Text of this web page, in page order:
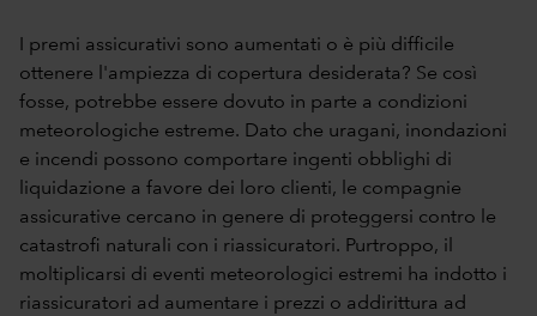
I premi assicurativi sono aumentati o è più difficile
ottenere l'ampiezza di copertura desiderata? Se così
fosse, potrebbe essere dovuto in parte a condizioni
meteorologiche estreme. Dato che uragani, inondazioni
e incendi possono comportare ingenti obblighi di
liquidazione a favore dei loro clienti, le compagnie
assicurative cercano in genere di proteggersi contro le
catastrofi naturali con i riassicuratori. Purtroppo, il
moltiplicarsi di eventi meteorologici estremi ha indotto i
riassicuratori ad aumentare i prezzi o addirittura ad